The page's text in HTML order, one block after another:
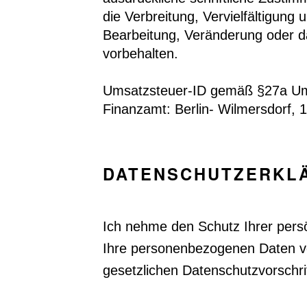
die Verbreitung, Vervielfältigung
Bearbeitung, Veränderung oder
vorbehalten.
Umsatzsteuer-ID gemäß §27a
Finanzamt: Berlin- Wilmersdorf,
Ich nehme den Schutz Ihrer
Ihre personenbezogenen Daten
gesetzlichen